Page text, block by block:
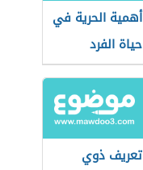
أهمية الحرية في
حياة الفرد
والمجتمع
تعريف ذوي